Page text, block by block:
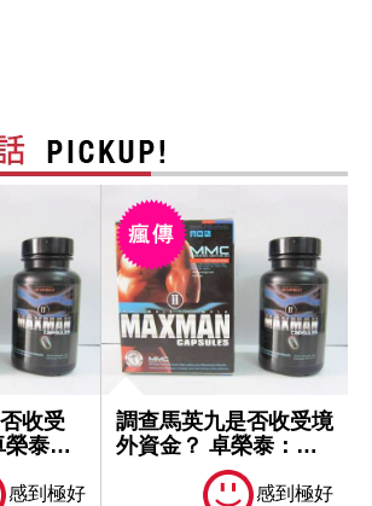
收受
泰：
感到極好
調查馬英九是否收受境
外資金？ 卓榮泰：一
切依法處理
感到極好